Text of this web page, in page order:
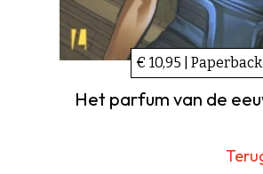
€ 10,95 | Paperback
Het parfum van de